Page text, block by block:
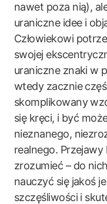
nawet poza nią),
uraniczne idee i
Człowiekowi
swojej
uraniczne znaki w
wtedy zacznie
skomplikowany
się kręci, i być
nieznanego,
realnego.
zrozumieć – do
nauczyć się jakoś
szczęśliwości i